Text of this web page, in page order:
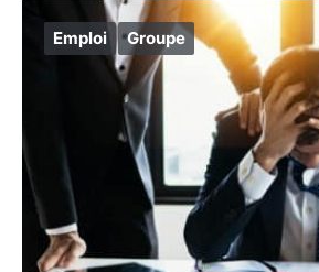
Emploi Groupe